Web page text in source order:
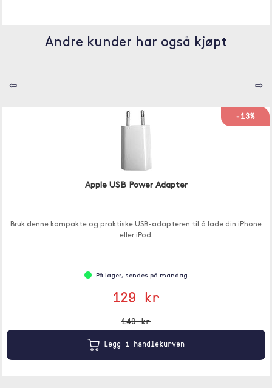
Andre kunder har også kjøpt
⇦ ⇨
-13%
Apple USB Power Adapter
Bruk denne kompakte og praktiske USB-adapteren til å lade din iPhone
eller iPod.
På lager, sendes på mandag
129 kr
149 kr
Legg i handlekurven